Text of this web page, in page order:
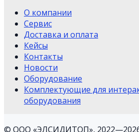
О компании
Сервис
Доставка и оплата
Кейсы
Контакты
Новости
Оборудование
Комплектующие для
оборудования
© ООО «ЭЛСИДИТОП»,